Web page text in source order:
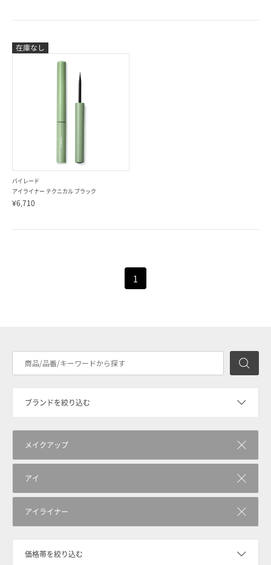
バイレード
アイライナー テクニカル ブラック
¥6,710
1
ブランドを絞り込む
メイクアップ
アイ
アイライナー
価格帯を絞り込む